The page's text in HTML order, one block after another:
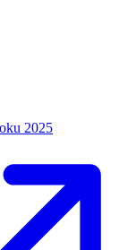
2025